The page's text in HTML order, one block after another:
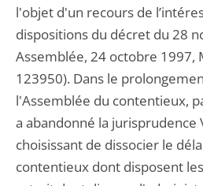
l'objet d'un recours de
dispositions du décret du 28
Assemblée, 24 octobre 1997,
123950). Dans le
l'Assemblée du contentieux,
a abandonné la jurisprudence
choisissant de dissocier le
contentieux dont disposent